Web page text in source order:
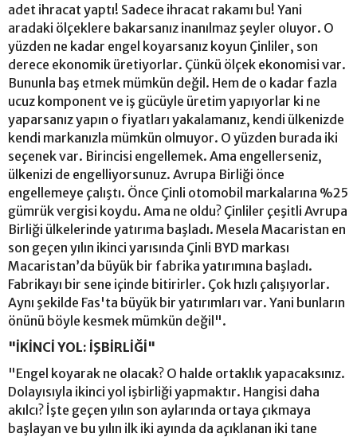
adet ihracat yaptı! Sadece ihracat rakamı bu! Yani
aradaki ölçeklere bakarsanız inanılmaz şeyler oluyor. O
yüzden ne kadar engel koyarsanız koyun Çinliler, son
derece ekonomik üretiyorlar. Çünkü ölçek ekonomisi var.
Bununla baş etmek mümkün değil. Hem de o kadar fazla
ucuz komponent ve iş gücüyle üretim yapıyorlar ki ne
yaparsanız yapın o fiyatları yakalamanız, kendi ülkenizde
kendi markanızla mümkün olmuyor. O yüzden burada iki
seçenek var. Birincisi engellemek. Ama engellerseniz,
ülkenizi de engelliyorsunuz. Avrupa Birliği önce
engellemeye çalıştı. Önce Çinli otomobil markalarına %25
gümrük vergisi koydu. Ama ne oldu? Çinliler çeşitli Avrupa
Birliği ülkelerinde yatırıma başladı. Mesela Macaristan en
son geçen yılın ikinci yarısında Çinli BYD markası
Macaristan’da büyük bir fabrika yatırımına başladı.
Fabrikayı bir sene içinde bitirirler. Çok hızlı çalışıyorlar.
Aynı şekilde Fas'ta büyük bir yatırımları var. Yani bunların
önünü böyle kesmek mümkün değil".
"İKİNCİ YOL: İŞBİRLİĞİ"
"Engel koyarak ne olacak? O halde ortaklık yapacaksınız.
Dolayısıyla ikinci yol işbirliği yapmaktır. Hangisi daha
akılcı? İşte geçen yılın son aylarında ortaya çıkmaya
başlayan ve bu yılın ilk iki ayında da açıklanan iki tane